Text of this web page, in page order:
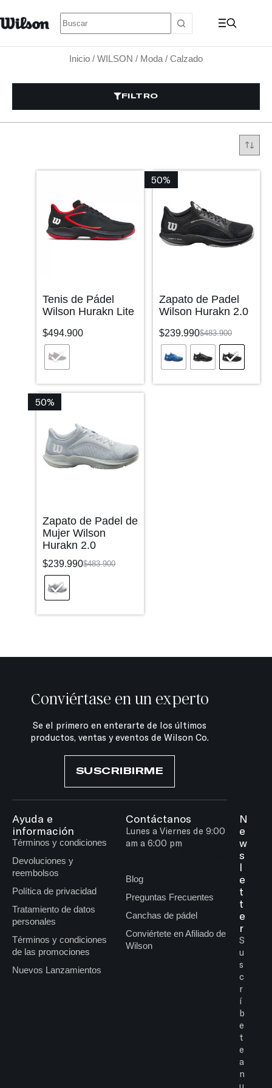
Inicio / WILSON / Moda / Calzado
FILTRO
Tenis de Pádel
Wilson Hurakn Lite
$494.900
50%
Zapato de Padel
Wilson Hurakn 2.0
$483.900
$239.990
50%
Zapato de Padel de
Mujer Wilson
Hurakn 2.0
$483.900
$239.990
Conviértase en un experto
Se el primero en enterarte de los últimos
productos, ventas y eventos de Wilson Co.
SUSCRIBIRME
Ayuda e
información
Términos y condiciones
Devoluciones y
reembolsos
Política de privacidad
Tratamiento de datos
personales
Términos y condiciones
de las promociones
Nuevos Lanzamientos
Contáctanos
Lunes a Viernes de 9:00
am a 6:00 pm
Blog
Preguntas Frecuentes
Canchas de pádel
Conviértete en Afiliado de
Wilson
N
e
w
s
l
e
t
t
e
r
S
u
s
c
r
í
b
e
t
e
a
n
u